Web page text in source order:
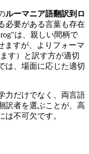
ルーマニア語翻訳到ロ
必要がある言葉も存在
は、親しい間柄で
ますが、よりフォーマ
す）と訳す方が適切
は、場面に応じた適切
力だけでなく、両言語
訳者を選ぶことが、高
は不可欠です。